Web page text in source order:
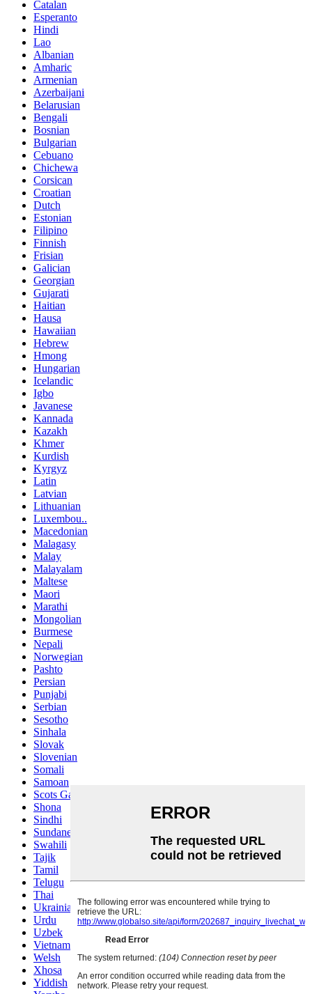
Catalan
Esperanto
Hindi
Lao
Albanian
Amharic
Armenian
Azerbaijani
Belarusian
Bengali
Bosnian
Bulgarian
Cebuano
Chichewa
Corsican
Croatian
Dutch
Estonian
Filipino
Finnish
Frisian
Galician
Georgian
Gujarati
Haitian
Hausa
Hawaiian
Hebrew
Hmong
Hungarian
Icelandic
Igbo
Javanese
Kannada
Kazakh
Khmer
Kurdish
Kyrgyz
Latin
Latvian
Lithuanian
Luxembou..
Macedonian
Malagasy
Malay
Malayalam
Maltese
Maori
Marathi
Mongolian
Burmese
Nepali
Norwegian
Pashto
Persian
Punjabi
Serbian
Sesotho
Sinhala
Slovak
Slovenian
Somali
Samoan
Scots Gaelic
Shona
Sindhi
Sundanese
Swahili
Tajik
Tamil
Telugu
Thai
Ukrainian
Urdu
Uzbek
Vietnamese
Welsh
Xhosa
Yiddish